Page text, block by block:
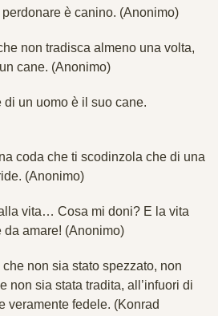
perdonare è canino. (Anonimo)
non tradisca almeno una volta,
cane. (Anonimo)
di un uomo è il suo cane.
coda che ti scodinzola che di una
(Anonimo)
alla vita… Cosa mi doni? E la vita
da amare! (Anonimo)
non sia stato spezzato, non
non sia stata tradita, all’infuori di
veramente fedele. (Konrad